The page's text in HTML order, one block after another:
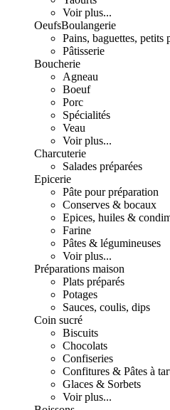
Voir plus...
OeufsBoulangerie
Pains, baguettes, petits
Pâtisserie
Boucherie
Agneau
Boeuf
Porc
Spécialités
Veau
Voir plus...
Charcuterie
Salades préparées
Epicerie
Pâte pour préparation
Conserves & bocaux
Epices, huiles &
Farine
Pâtes & légumineuses
Voir plus...
Préparations maison
Plats préparés
Potages
Sauces, coulis, dips
Coin sucré
Biscuits
Chocolats
Confiseries
Confitures & Pâtes à
Glaces & Sorbets
Voir plus...